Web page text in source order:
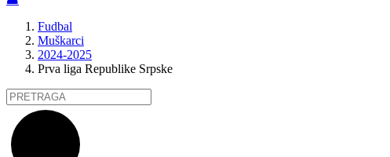
Fudbal
Muškarci
2024-2025
Prva liga Republike Srpske